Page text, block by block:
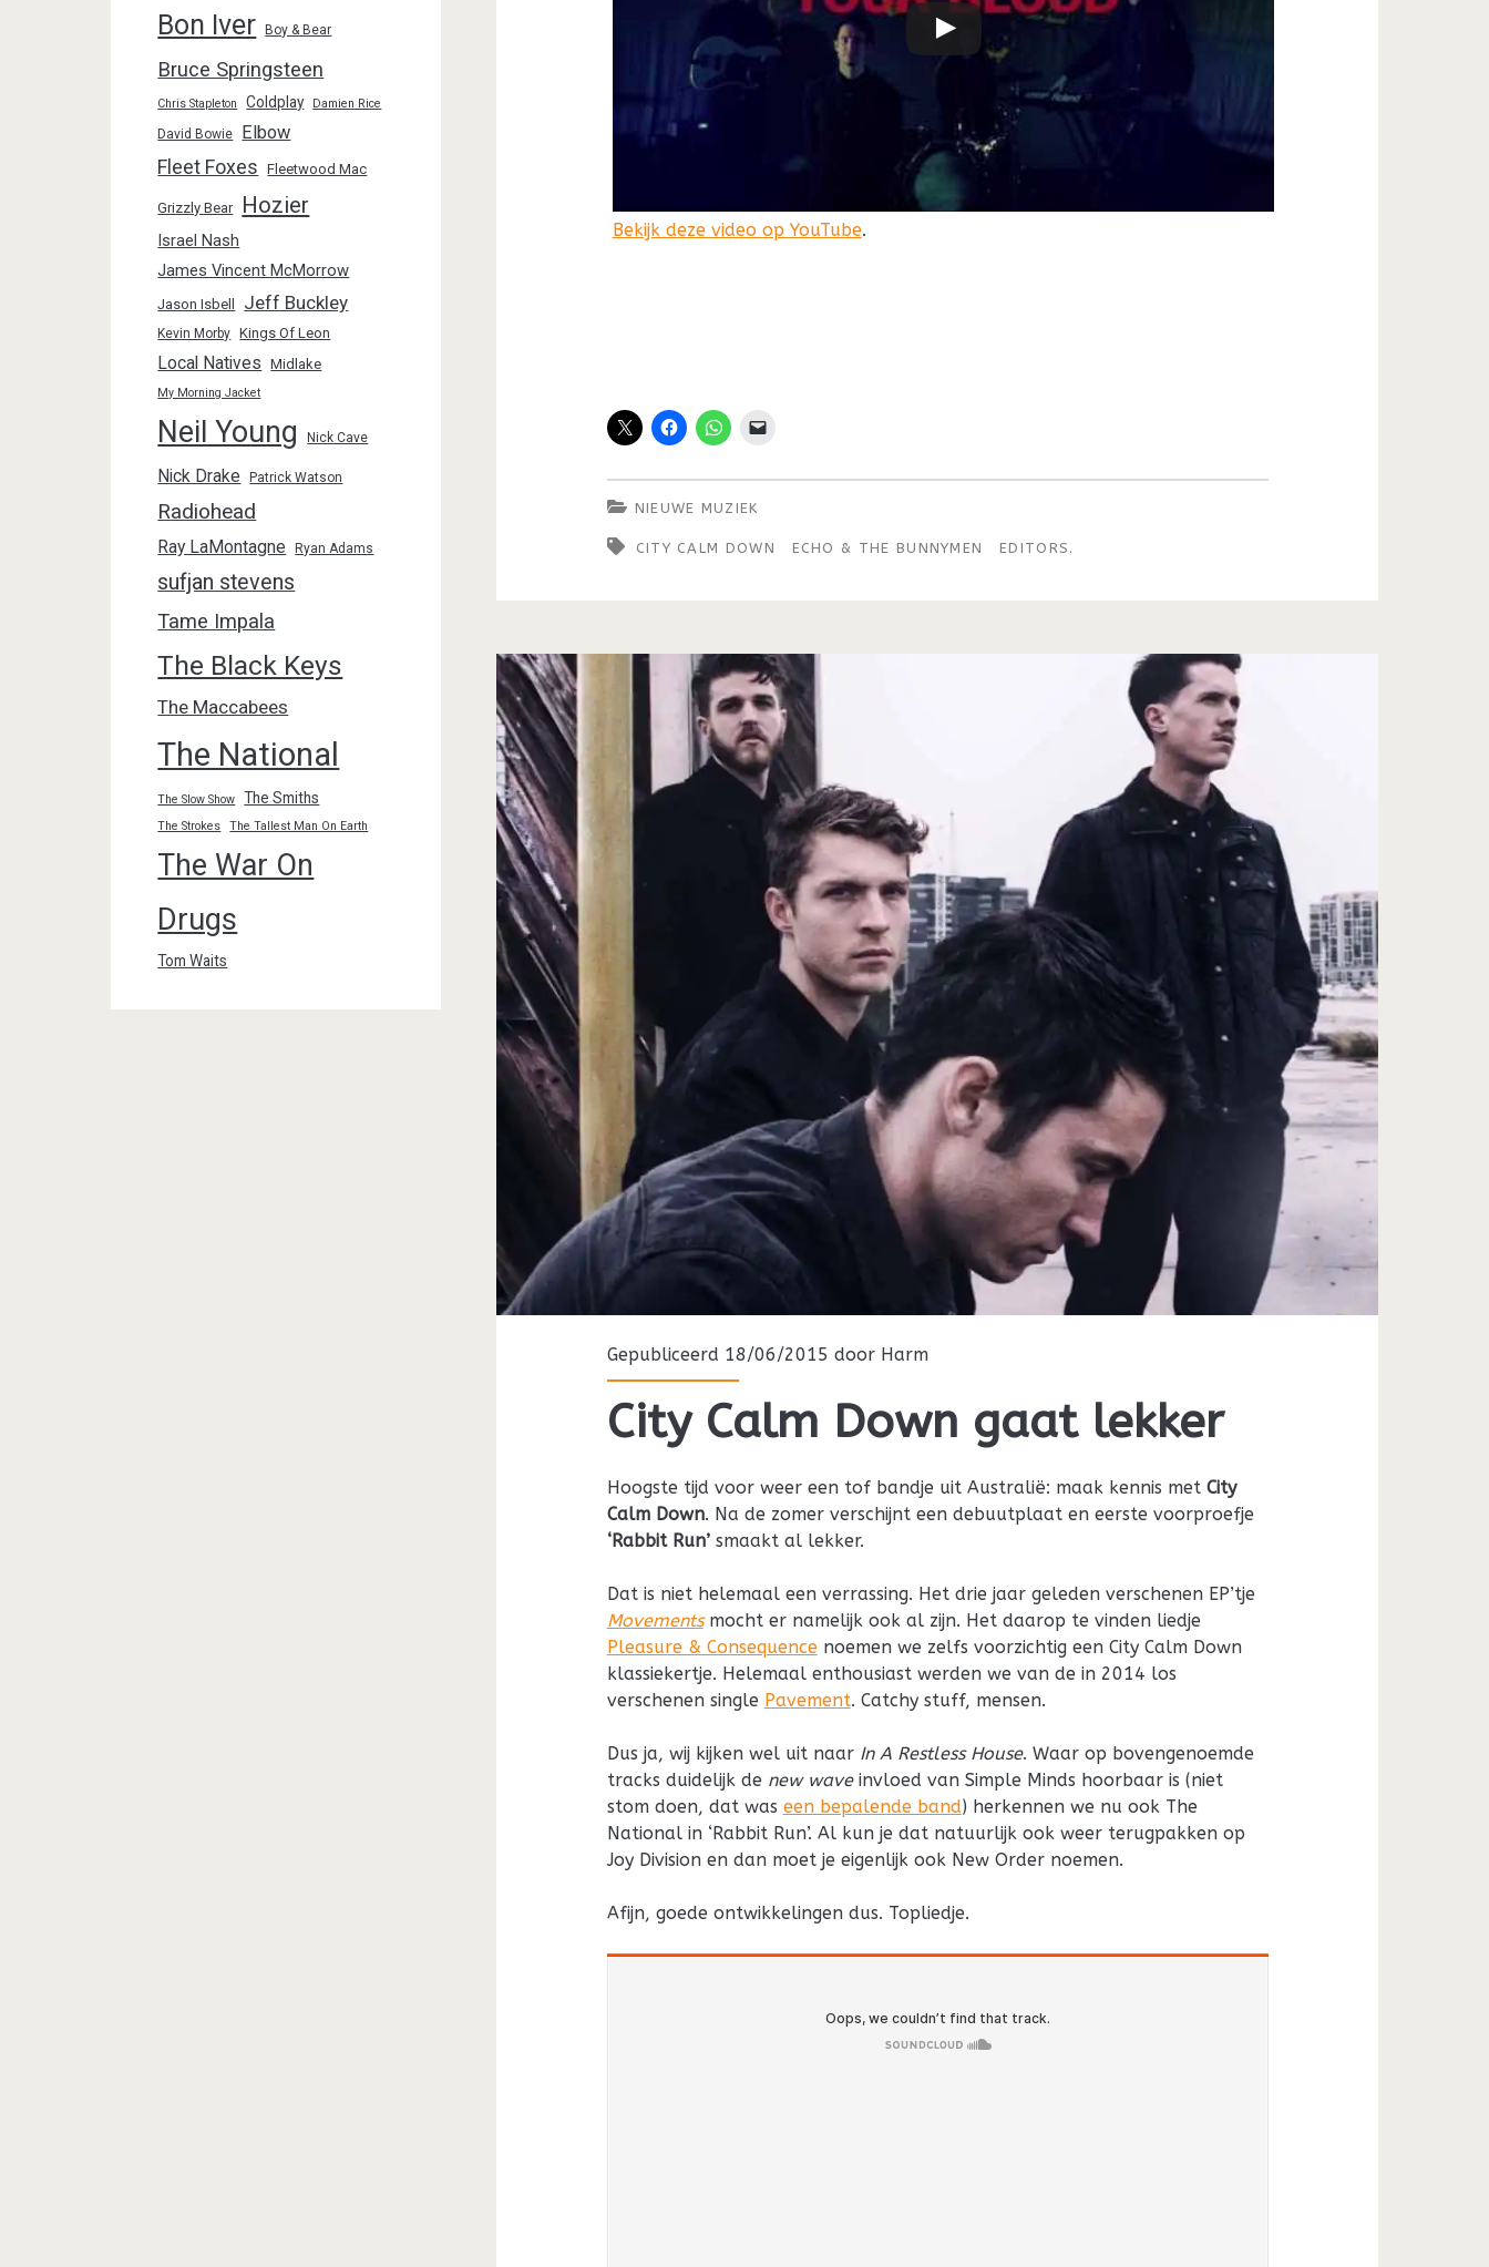
Bekijk deze video op YouTube.
NIEUWE MUZIEK
CITY CALM DOWN ECHO & THE BUNNYMEN EDITORS.
Gepubliceerd 18/06/2015 door Harm
City Calm Down gaat lekker
Hoogste tijd voor weer een tof bandje uit Australië: maak kennis met City
Calm Down. Na de zomer verschijnt een debuutplaat en eerste voorproefje
‘Rabbit Run’smaakt al lekker.
Dat is niet helemaal een verrassing. Het drie jaar geleden verschenen EP’tje
Movementsmocht er namelijk ook al zijn. Het daarop te vinden liedje
Pleasure & Consequencenoemen we zelfs voorzichtig een City Calm Down
klassiekertje. Helemaal enthousiast werden we van de in 2014 los
verschenen single Pavement. Catchy stuff, mensen.
Dus ja, wij kijken wel uit naar In A Restless House. Waar op bovengenoemde
tracks duidelijk de new waveinvloed van Simple Minds hoorbaar is (niet
stom doen, dat was een bepalende band) herkennen we nu ook The
National in ‘Rabbit Run’. Al kun je dat natuurlijk ook weer terugpakken op
Joy Division en dan moet je eigenlijk ook New Order noemen.
Afijn, goede ontwikkelingen dus. Topliedje.
Bon Iver Boy & Bear
Bruce Springsteen
Chris Stapleton Coldplay Damien Rice
David Bowie Elbow
Fleet Foxes Fleetwood Mac
Grizzly Bear Hozier
Israel Nash
James Vincent McMorrow
Jason Isbell Jeff Buckley
Kevin Morby Kings Of Leon
Local Natives Midlake
My Morning Jacket
Neil Young Nick Cave
Nick Drake Patrick Watson
Radiohead
Ray LaMontagne Ryan Adams
sufjan stevens
Tame Impala
The Black Keys
The Maccabees
The National
The Slow Show The Smiths
The Strokes The Tallest Man On Earth
The War On
Drugs
Tom Waits